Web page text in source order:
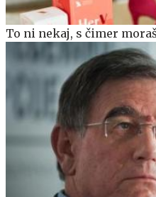
To ni nekaj, s čimer